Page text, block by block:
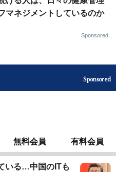
マネジメントしているのか
Sponsored
Sponsored
無料会員 有料会員
いる…中国のITも